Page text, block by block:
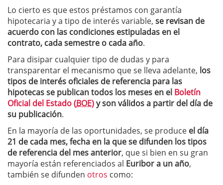
Lo cierto es que estos préstamos con garantía
hipotecaria y a tipo de interés variable, se revisan de
acuerdo con las condiciones estipuladas en el
contrato, cada semestre o cada año.
Para disipar cualquier tipo de dudas y para
transparentar el mecanismo que se lleva adelante, los
tipos de interés oficiales de referencia para las
hipotecas se publican todos los meses en el Boletín
Oficial del Estado (BOE)y son válidos a partir del día de
su publicación.
En la mayoría de las oportunidades, se produce el día
21 de cada mes, fecha en la que se difunden los tipos
de referencia del mes anterior, que si bien en su gran
mayoría están referenciados al Euribor a un año,
también se difunden otros como: